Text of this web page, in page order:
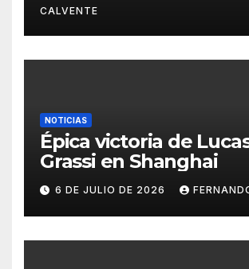
CALVENTE
NOTICIAS
Épica victoria de
Grassi en Shanghai
6 DE JULIO DE 2026